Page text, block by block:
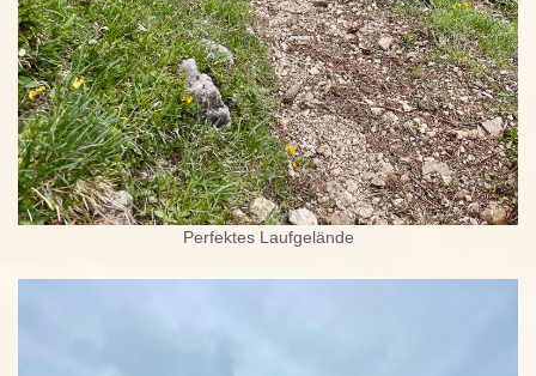
Perfektes Laufgelände